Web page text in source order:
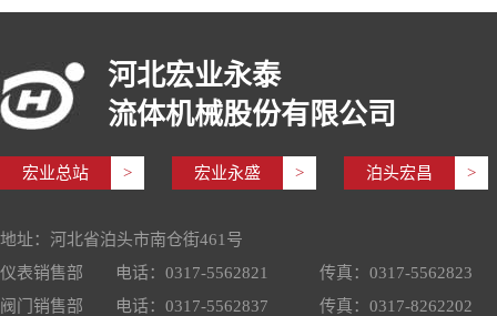
河北宏业永泰
流体机械股份有限公司
宏业总站 > 宏业永盛 > 泊头宏昌 >
地址：河北省泊头市南仓街461号
仪表销售部
电话：0317-5562821
传真：0317-5562823
阀门销售部
电话：0317-5562837
传真：0317-8262202